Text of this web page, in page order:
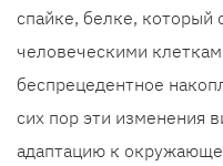
спайке, белке, который
человеческими
беспрецедентное
сих пор эти изменения
адаптацию к